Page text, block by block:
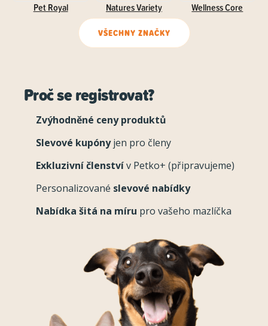
Pet Royal Natures Variety Wellness Core
VŠECHNY ZNAČKY
Proč se registrovat?
Zvýhodněné ceny produktů
Slevové kupónyjen pro členy
Exkluzivní členstvív Petko+ (připravujeme)
Personalizované slevové nabídky
Nabídka šitá na míru pro vašeho mazlíčka